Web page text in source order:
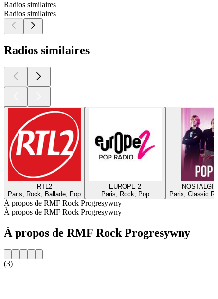
Radios similaires
Radios similaires
Radios similaires
RTL2
Paris, Rock, Ballade, Pop
EUROPE 2
Paris, Rock, Pop
Paris, Classic
À propos de RMF Rock Progresywny
À propos de RMF Rock Progresywny
À propos de RMF Rock Progresywny
(3)